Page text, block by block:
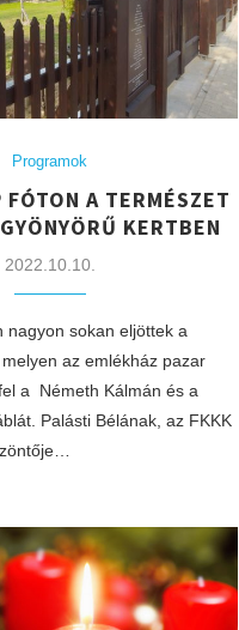
Programok
FÓTON A TERMÉSZET
KERTBEN
2022.10.10.
nagyon sokan eljöttek a
az emlékház pazar
a Németh Kálmán és a
Palásti Bélának, az FKKK